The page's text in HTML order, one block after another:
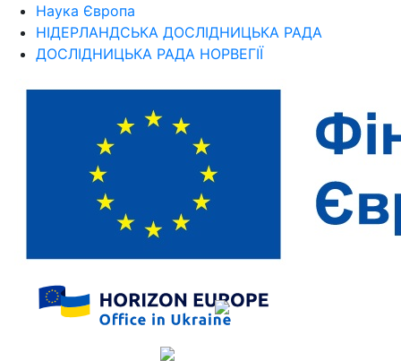
Наука Європа
НІДЕРЛАНДСЬКА ДОСЛІДНИЦЬКА РАДА
ДОСЛІДНИЦЬКА РАДА НОРВЕГІЇ